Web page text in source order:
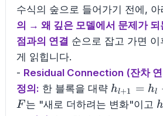
수식의 숲으로 들어가기 전에,
의 → 왜 깊은 모델에서 문제가
점과의 연결 순으로 잡고 가면
게 읽힙니다.
- Residual Connection (잔차
정의: 한 블록을 대략 hl+1 = hl
F 는 "새로 더하려는 변화"이고 h